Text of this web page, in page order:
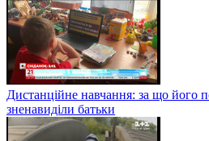
Дистанційне навчання: за що його
зненавиділи батьки